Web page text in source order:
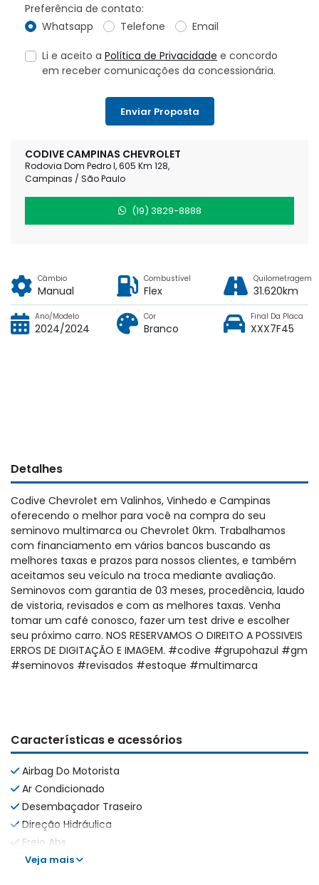
CODIVE CAMPINAS CHEVROLET
Rodovia Dom Pedro I, 605 Km 128,
Campinas / São Paulo
(19) 3829-8888
Preferência de contato:
Whatsapp
Telefone Email
Li e aceito a Política de Privacidade e concordo
em receber comunicações da concessionária.
Enviar Proposta
Câmbio
Manual
Combustível
Flex
Quilometragem
31.620km
Ano/Modelo
2024/2024
Cor
Branco
Final Da Placa
XXX7F45
Detalhes
Codive Chevrolet em Valinhos, Vinhedo e Campinas
oferecendo o melhor para você na compra do seu
seminovo multimarca ou Chevrolet 0km. Trabalhamos
com financiamento em vários bancos buscando as
melhores taxas e prazos para nossos clientes, e também
aceitamos seu veículo na troca mediante avaliação.
Seminovos com garantia de 03 meses, procedência, laudo
de vistoria, revisados e com as melhores taxas. Venha
tomar um café conosco, fazer um test drive e escolher
seu próximo carro. NOS RESERVAMOS O DIREITO A POSSIVEIS
ERROS DE DIGITAÇÃO E IMAGEM. #codive #grupohazul #gm
#seminovos #revisados #estoque #multimarca
Características e acessórios
Airbag Do Motorista
Ar Condicionado
Desembaçador Traseiro
Direção Hidráulica
Freio Abs
Veja mais